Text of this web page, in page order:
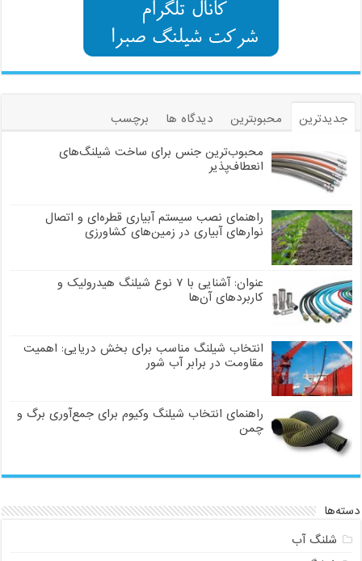
جدیدترین محبوبترین دیدگاه ها
برچسب
محبوب‌ترین جنس برای ساخت شیلنگ‌های
انعطاف‌پذیر
راهنمای نصب سیستم آبیاری قطره‌ای و اتصال
نوارهای آبیاری در زمین‌های کشاورزی
عنوان: آشنایی با ۷ نوع شیلنگ هیدرولیک و
کاربردهای آن‌ها
انتخاب شیلنگ مناسب برای بخش دریایی: اهمیت
مقاومت در برابر آب شور
راهنمای انتخاب شیلنگ وکیوم برای جمع‌آوری برگ و
چمن
دسته‌ها
شلنگ آب